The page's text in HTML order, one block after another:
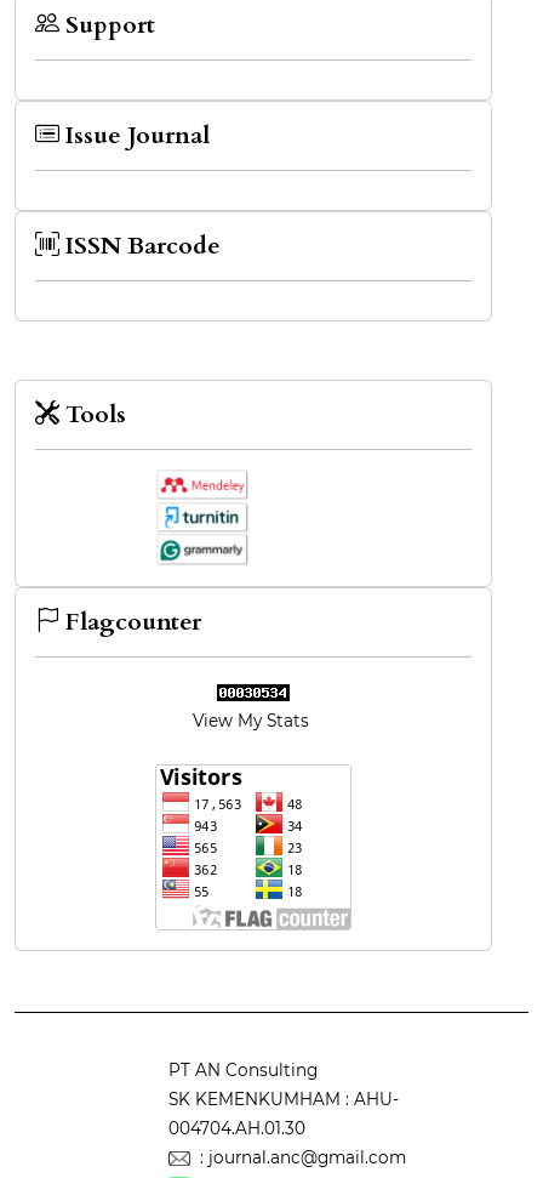
Support
Issue Journal
ISSN Barcode
Tools
Flagcounter
View My Stats
PT AN Consulting
SK KEMENKUMHAM : AHU-
004704.AH.01.30
: journal.anc@gmail.com